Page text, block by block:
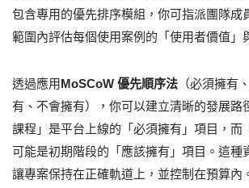
包含專用的優先排序模組，你可指派團隊成
範圍內評估每個使用案例的「使用者價值」
透過應用MoSCoW 優先順序法 （必須擁有
有、不會擁有），你可以建立清晰的發展路
課程」是平台上線的「必須擁有」項目，而
可能是初期階段的「應該擁有」項目。這種
讓專案保持在正確軌道上，並控制在預算內